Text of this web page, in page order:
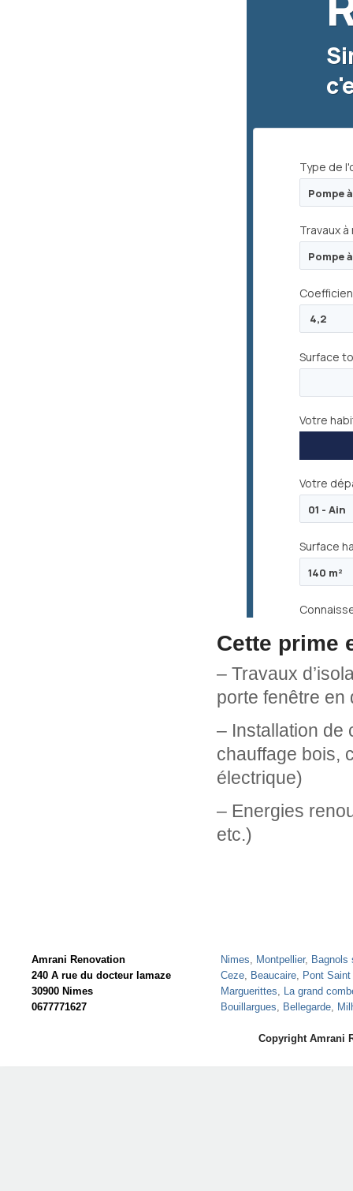
Cette prime
– Travaux
porte fenêtre en
– Installation de
chauffage bois,
électrique)
– Energies
etc.)
Amrani Renovation
240 A rue du docteur lamaze
30900 Nimes
0677771627
Nimes, Montpellier, Bagnols
Ceze, Beaucaire, Pont
Marguerittes, La grand
Bouillargues, Bellegarde,
Copyright Amrani